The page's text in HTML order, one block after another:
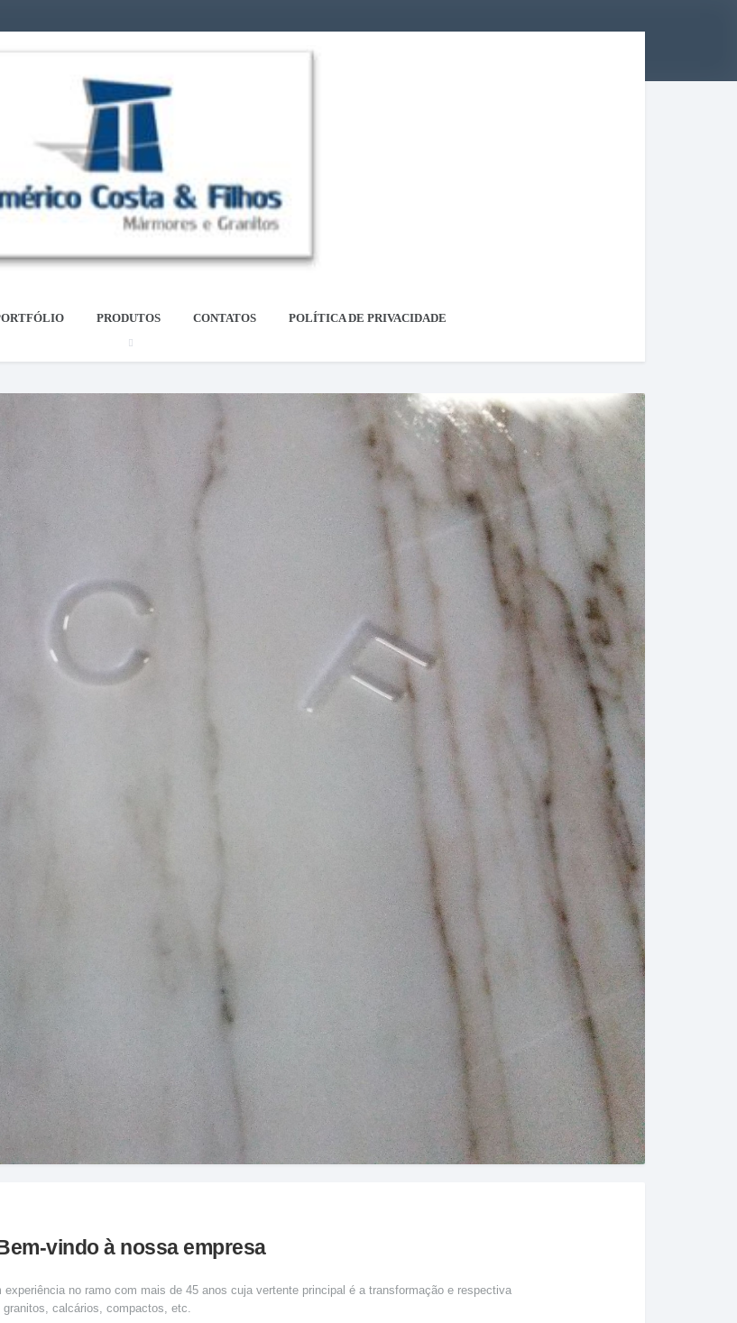
PRODUTOS CONTATOS POLÍTICA DE PRIVACIDADE
vindo à nossa empresa
no ramo com mais de 45 anos cuja vertente principal é a transformação e respectiva
calcários, compactos, etc.